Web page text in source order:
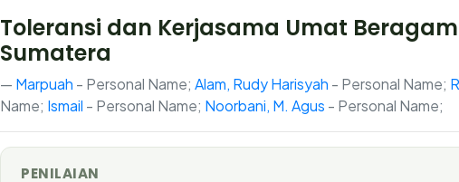
Toleransi dan Kerjasama Umat
Sumatera
Marpuah - Personal Name; Alam, Rudy Harisyah - Personal Name;
Name; Ismail - Personal Name; Noorbani, M. Agus - Personal Name;
PENILAIAN